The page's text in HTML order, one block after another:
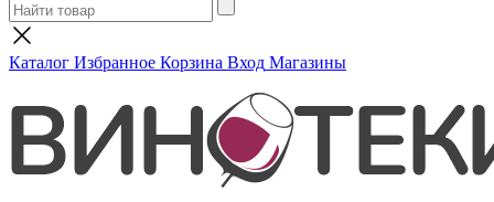
Каталог Избранное Корзина Вход Магазины